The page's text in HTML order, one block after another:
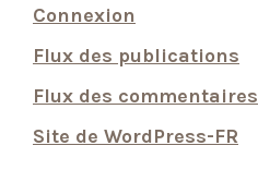
Connexion
Flux des publications
Flux des commentaires
Site de WordPress-FR